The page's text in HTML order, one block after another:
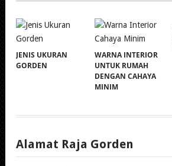
JENIS UKURAN
GORDEN
WARNA INTERIOR
UNTUK RUMAH
DENGAN CAHAYA
MINIM
Alamat Raja Gorden